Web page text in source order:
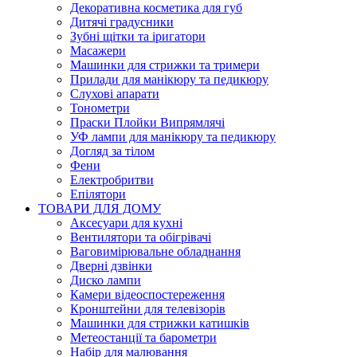
Декоративна косметика для губ
Дитячі градусники
Зубні щітки та іригатори
Масажери
Машинки для стрижки та тримери
Прилади для манікюру та педикюру
Слухові апарати
Тонометри
Праски Плойки Випрямлячі
УФ лампи для манікюру та педикюру
Догляд за тілом
Фени
Електробритви
Епілятори
ТОВАРИ ДЛЯ ДОМУ
Аксесуари для кухні
Вентилятори та обігрівачі
Ваговимірювальне обладнання
Дверні дзвінки
Диско лампи
Камери відеоспостереження
Кронштейни для телевізорів
Машинки для стрижки катишків
Метеостанції та барометри
Набір для малювання